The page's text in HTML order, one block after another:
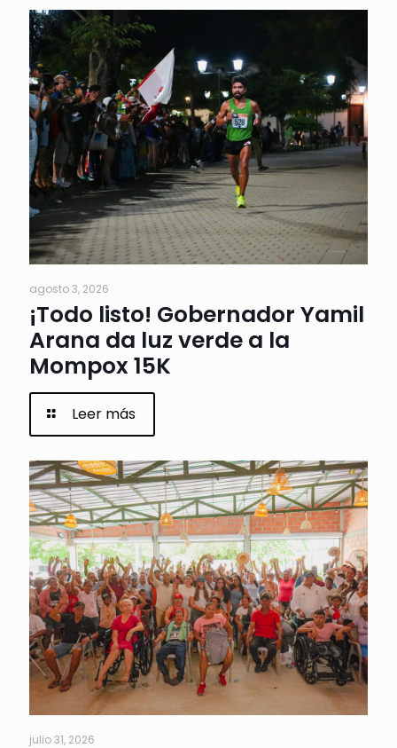
agosto 3, 2026
¡Todo listo! Gobernador Yamil
Arana da luz verde a la
Mompox 15K
Leer más
julio 31, 2026